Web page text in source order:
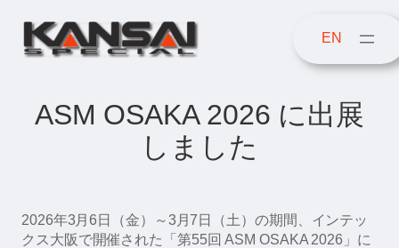
EN
ASM OSAKA 2026 に出展
しました
2026年3月6日（金）～3月7日（土）の期間、インテッ
クス大阪で開催された「第55回 ASM OSAKA 2026」に